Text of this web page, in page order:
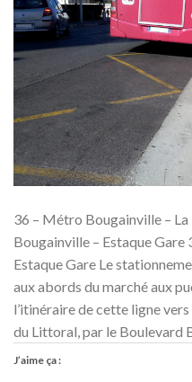
36 – Métro Bougainville –
Bougainville – Estaque
Estaque Gare Le
aux abords du marché aux
l’itinéraire de cette ligne
du Littoral, par le Boulevard
J’aime ça :